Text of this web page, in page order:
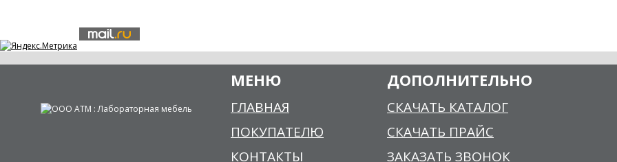
МЕНЮ
ГЛАВНАЯ
ПОКУПАТЕЛЮ
КОНТАКТЫ
ДОПОЛНИТЕЛЬНО
СКАЧАТЬ КАТАЛОГ
СКАЧАТЬ ПРАЙС
ЗАКАЗАТЬ ЗВОНОК